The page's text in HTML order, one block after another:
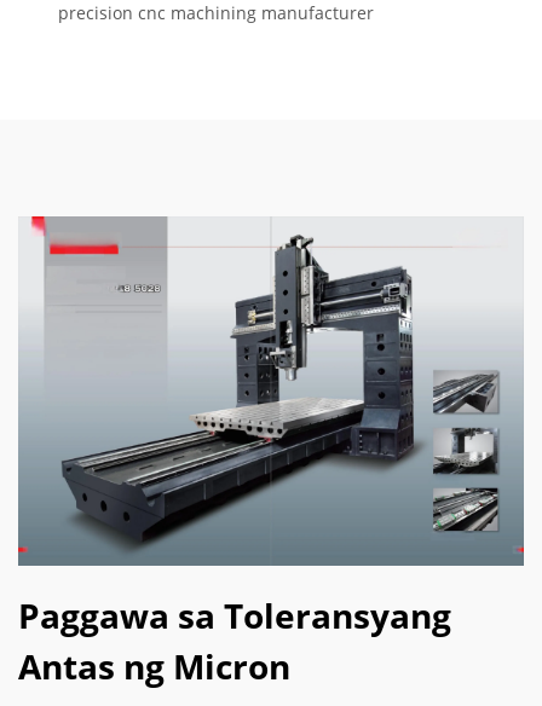
precision cnc machining manufacturer
Paggawa sa Toleransyang
Antas ng Micron